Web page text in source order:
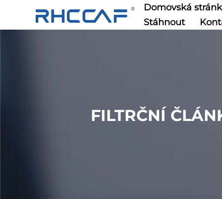
Domovská
Stáhnout
FILTRČNÍ